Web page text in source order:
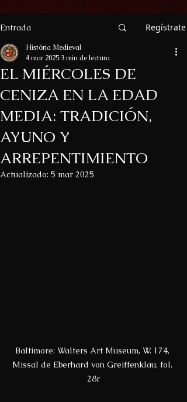
Entrada Regístrate
EL MIÉRCOLES DE
CENIZA EN LA EDAD
MEDIA: TRADICIÓN,
AYUNO Y
ARREPENTIMIENTO
História Medieval
4 mar 2025 3 min de lectura
Actualizado: 5 mar 2025
Baltimore: Walters Art Museum, W. 174,
Missal de Eberhard von Greiffenklau, fol.
28r